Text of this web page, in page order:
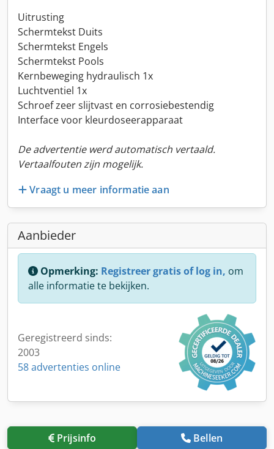
Uitrusting
Schermtekst Duits
Schermtekst Engels
Schermtekst Pools
Kernbeweging hydraulisch 1x
Luchtventiel 1x
Schroef zeer slijtvast en corrosiebestendig
Interface voor kleurdoseerapparaat
De advertentie werd automatisch vertaald.
Vertaalfouten zijn mogelijk.
Vraagt u meer informatie aan
Aanbieder
Opmerking: Registreer gratis of log in, om
alle informatie te bekijken.
Geregistreerd sinds:
2003
58 advertenties online
Prijsinfo Bellen